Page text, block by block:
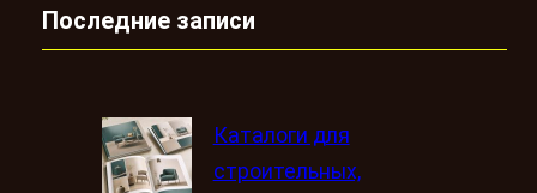
Последние записи
Каталоги для
строительных,